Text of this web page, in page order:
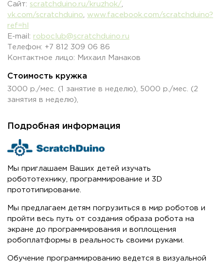
Сайт: scratchduino.ru/kruzhok/
vk.com/scratchduino
www.facebook.com/scratchduino?
ref=hl
E-mail: roboclub@scratchduino.ru
Телефон: +7 812 309 06 86
Контактное лицо: Михаил Манаков
Стоимость кружка
3000 р./мес. (1 занятие в неделю), 5000 р./мес. (2
занятия в неделю),
Подробная информация
Мы приглашаем Ваших детей изучать
робототехнику, программирование и 3D
прототипирование.
Мы предлагаем детям погрузиться в мир роботов и
пройти весь путь от создания образа робота на
экране до программирования и воплощения
робоплатформы в реальность своими руками.
Обучение программированию ведется в визуальной